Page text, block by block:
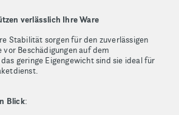
verlässlich Ihre Ware
Stabilität sorgen für den zuverlässigen
Beschädigungen auf dem
geringe Eigengewicht sind sie ideal für
Blick: